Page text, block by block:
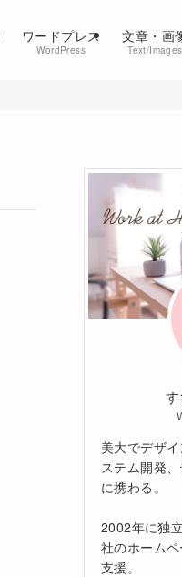
ワードプレス
WordPress
文章・画
Text/Images
美大でデザ
ステム開発
に携わる。
2002年に独
社のホーム
支援。